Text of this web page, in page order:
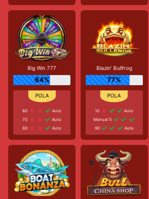
Big Win 777
64%
60
Auto
70
Auto
80
Auto
Blazin' Bullfrog
77%
10
Auto
Manual 5
90
Auto